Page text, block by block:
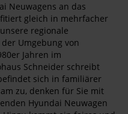
Neuwagens an das
gleich in mehrfacher
regionale
Umgebung von
Jahren im
Schneider schreibt
sich in familiärer
zu, denken für Sie mit
Hyundai Neuwagen